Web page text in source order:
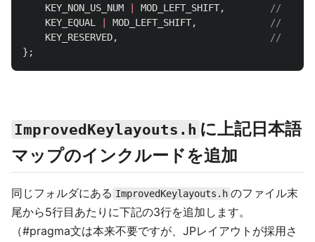
KEY_NON_US_NUM
MOD_LEFT_SHIFT,
KEY_EQUAL
MOD_LEFT_SHIFT,
KEY_RESERVED,
};
ImprovedKeylayouts.h に上記日本語
マップのインクルードを追加
同じフォルダにある ImprovedKeylayouts.h のファイル末
尾から5行目あたりに下記の3行を追加します。
（#pragma文は本来不要ですが、JPレイアウトが採用さ